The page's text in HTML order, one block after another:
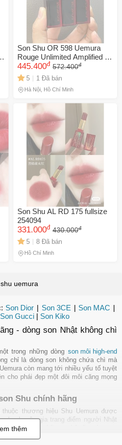
Son Shu OR 598 Uemura
Rouge Unlimited Amplified A
Vỏ Đen Cam Gạch Pha Nâu
445.400đ 572.400đ
5 1 Đã bán
Hà Nội, Hồ Chí Minh
Son Shu AL RD 175 fullsize
254094
331.000đ 430.000đ
5 8 Đã bán
Hồ Chí Minh
uemura
Son Dior Son 3CE Son MAC
Son Gucci Son Kiko
- dòng son Nhật không chì
trong những dòng son môi high-end
chỉ là dòng son không chứa chì mà
còn mang tới nhiều yếu tố tuyệt
cho phái đẹp một đôi môi căng mọng
Shu chính hãng
thương hiệu Shu Uemura được
do chuyên gia trang điểm người Nhật
là một trong những nghệ sĩ make - up
danh tại đất nước phương Tây.